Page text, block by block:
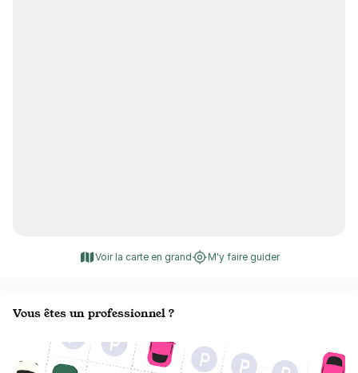
Voir la carte en grand M'y faire guider
Vous êtes un professionnel ?